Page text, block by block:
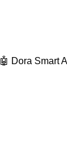
🤖 Dora Smart